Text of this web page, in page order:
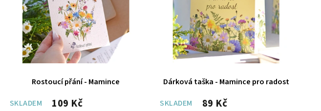
Rostoucí přání - Mamince
SKLADEM 109 Kč
Dárková taška - Mamince pro radost
SKLADEM 89 Kč